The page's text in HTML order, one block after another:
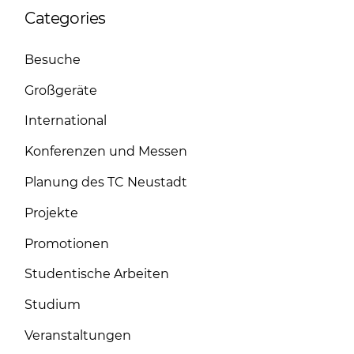
Categories
Besuche
Großgeräte
International
Konferenzen und Messen
Planung des TC Neustadt
Projekte
Promotionen
Studentische Arbeiten
Studium
Veranstaltungen